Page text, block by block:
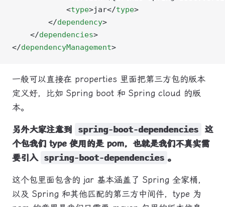
            <
type>jar</type>
        </
dependency>
    </
dependencies>
</dependencyManagement>
一般可以直接在 properties 里面把第三方包的版本
定义好，比如 Spring boot 和 Spring cloud 的版
本。
另外大家注意到 spring-boot-dependencies
这
个包我们 type 使用的是 pom，也就是我们不真实需
要引入 spring-boot-dependencies 。
这个包里面包含的 jar 基本涵盖了 Spring 全家桶，
以及 Spring 和其他匹配的第三方中间件，type 为